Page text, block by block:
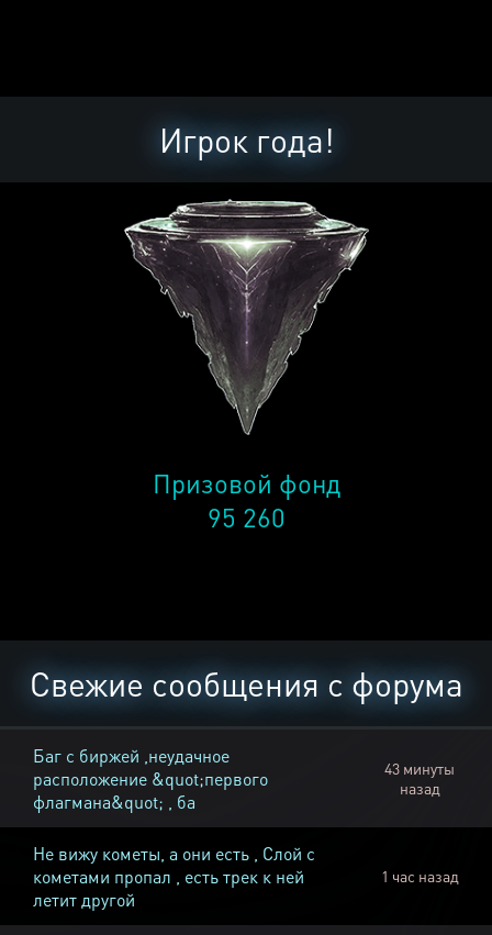
Игрок года!
Призовой фонд
95 260
Свежие сообщения с форума
Баг с биржей ,неудачное
расположение &quot;первого
флагмана&quot; , ба
43 минуты
назад
Не вижу кометы, а они есть , Слой с
кометами пропал , есть трек к ней
летит другой
1 час назад